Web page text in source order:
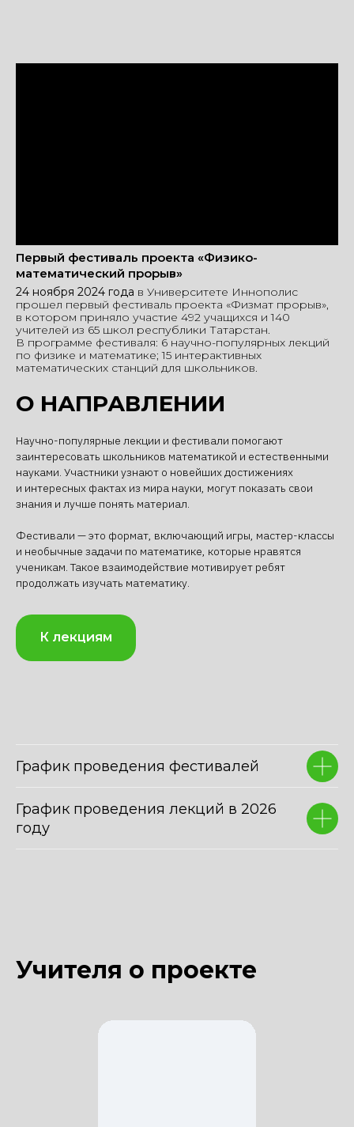
Первый фестиваль проекта «Физико-
математический прорыв»
24 ноября 2024 года в Университете Иннополис
прошел первый фестиваль проекта «Физмат прорыв»,
в котором приняло участие 492 учащихся и 140
учителей из 65 школ республики Татарстан.
В программе фестиваля: 6 научно-популярных лекций
по физике и математике; 15 интерактивных
математических станций для школьников.
О НАПРАВЛЕНИИ
Научно-популярные лекции и фестивали помогают
заинтересовать школьников математикой и естественными
науками. Участники узнают о новейших достижениях
и интересных фактах из мира науки, могут показать свои
знания и лучше понять материал.
Фестивали — это формат, включающий игры, мастер-классы
и необычные задачи по математике, которые нравятся
ученикам. Такое взаимодействие мотивирует ребят
продолжать изучать математику.
К лекциям
График проведения фестивалей
График проведения лекций в 2026
году
Учителя о проекте